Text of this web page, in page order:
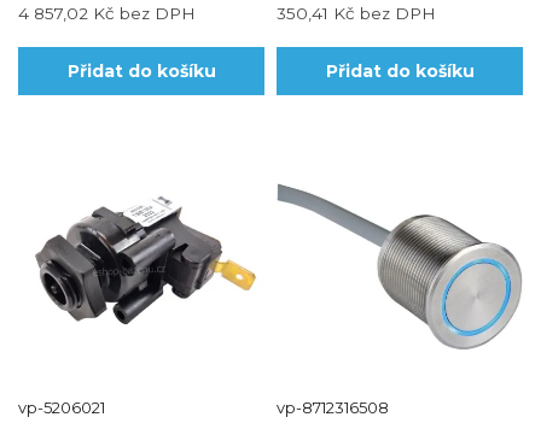
4 857,02 Kč bez DPH
Přidat do košíku
350,41 Kč bez DPH
Přidat do košíku
vp-5206021 vp-8712316508